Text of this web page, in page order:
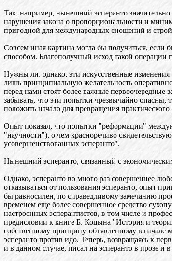
Так, например, нынешний эсперанто
нарушения закона о пропорциональности и
пригодной для международных сношений и
Совсем иная картина могла бы получиться,
способом. Благополучный исход такой
Нужны ли, однако, эти искусственные
лишь принципиальную желательность
перед нами стоят более важные
забывать, что эти попытки чрезвычайно
положить начало для превращения
Опыт показал, что попытки "реформации"
"научности"), о чем красноречиво
усовершенствованных эсперанто".
Нынешний эсперанто, связанный с
Однако, эсперанто во много раз совершеннее
отказываться от пользования эсперанто, опыт
бы равносилен, по справедливому замечанию
временем еще более совершенное средство
настроенных эсперантистов, в том числе и
предисловии к книге Б. Коцына "История и
собственному принципу, объявленному в начале
эсперанто против идо. Теперь, возвращаясь к
и в данном случае, писал на эсперанто в прозе и